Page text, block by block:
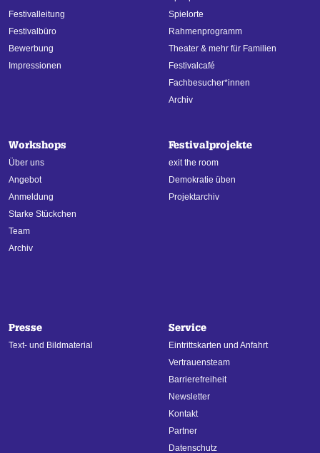
Festivalleitung
Festivalbüro
Bewerbung
Impressionen
Spielorte
Rahmenprogramm
Theater & mehr für Familien
Festivalcafé
Fachbesucher*innen
Archiv
Workshops
Über uns
Angebot
Anmeldung
Starke Stückchen
Team
Archiv
Festivalprojekte
exit the room
Demokratie üben
Projektarchiv
Presse
Text- und Bildmaterial
Service
Eintrittskarten und Anfahrt
Vertrauensteam
Barrierefreiheit
Newsletter
Kontakt
Partner
Datenschutz